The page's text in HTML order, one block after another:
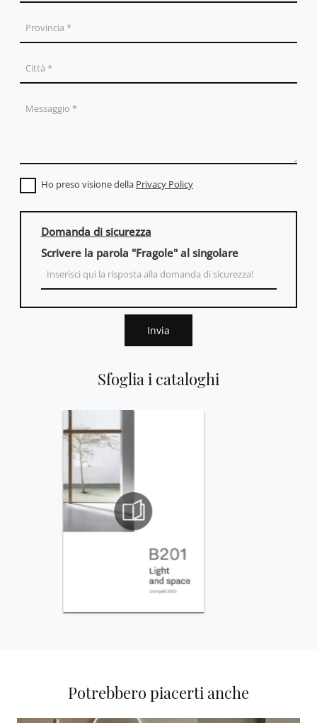
Sfoglia i cataloghi
Ho preso visione della Privacy Policy
Domanda di sicurezza
Scrivere la parola "Fragole" al singolare
Invia
Potrebbero piacerti anche